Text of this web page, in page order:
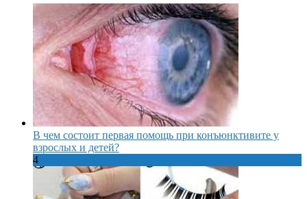
В чем состоит первая помощь при конъюнктивите у
взрослых и детей?
4